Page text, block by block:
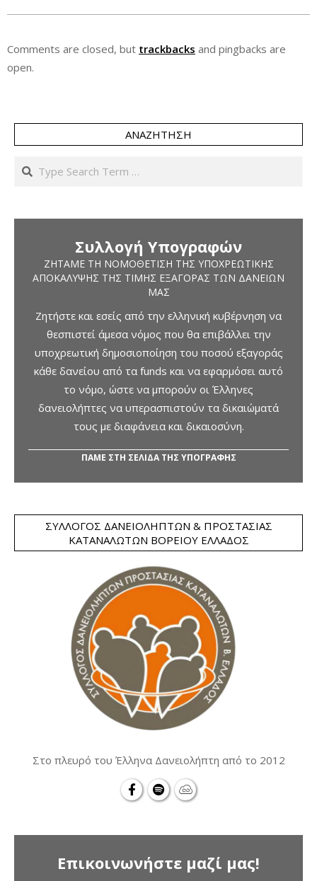
Comments are closed, but trackbacks and pingbacks are
open.
ΑΝΑΖΉΤΗΣΗ
Search
Συλλογή Υπογραφών
ΖΗΤΆΜΕ ΤΗ ΝΟΜΟΘΈΤΙΣΗ ΤΗΣ ΥΠΟΧΡΕΩΤΙΚΉΣ
ΑΠΟΚΆΛΥΨΗΣ ΤΗΣ ΤΙΜΉΣ ΕΞΑΓΟΡΆΣ ΤΩΝ ΔΑΝΕΊΩΝ
ΜΑΣ
Ζητήστε και εσείς από την ελληνική κυβέρνηση να
θεσπιστεί άμεσα νόμος που θα επιβάλλει την
υποχρεωτική δημοσιοποίηση του ποσού εξαγοράς
κάθε δανείου από τα funds και να εφαρμόσει αυτό
το νόμο, ώστε να μπορούν οι Έλληνες
δανειολήπτες να υπερασπιστούν τα δικαιώματά
τους με διαφάνεια και δικαιοσύνη.
ΠΑΜΕ ΣΤΗ ΣΕΛΙΔΑ ΤΗΣ ΥΠΟΓΡΑΦΗΣ
ΣΎΛΛΟΓΟΣ ΔΑΝΕΙΟΛΗΠΤΏΝ & ΠΡΟΣΤΑΣΊΑΣ
ΚΑΤΑΝΑΛΩΤΏΝ ΒΟΡΕΊΟΥ ΕΛΛΆΔΟΣ
Στο πλευρό του Έλληνα Δανειολήπτη από το 2012
Επικοινωνήστε μαζί μας!